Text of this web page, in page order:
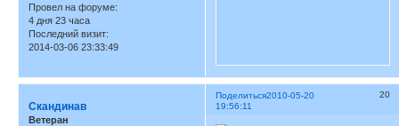
Провел на форуме:
4 дня 23 часа
Последний визит:
2014-03-06 23:33:49
Поделиться 20
2010-05-20
19:56:11
Скандинав
Ветеран